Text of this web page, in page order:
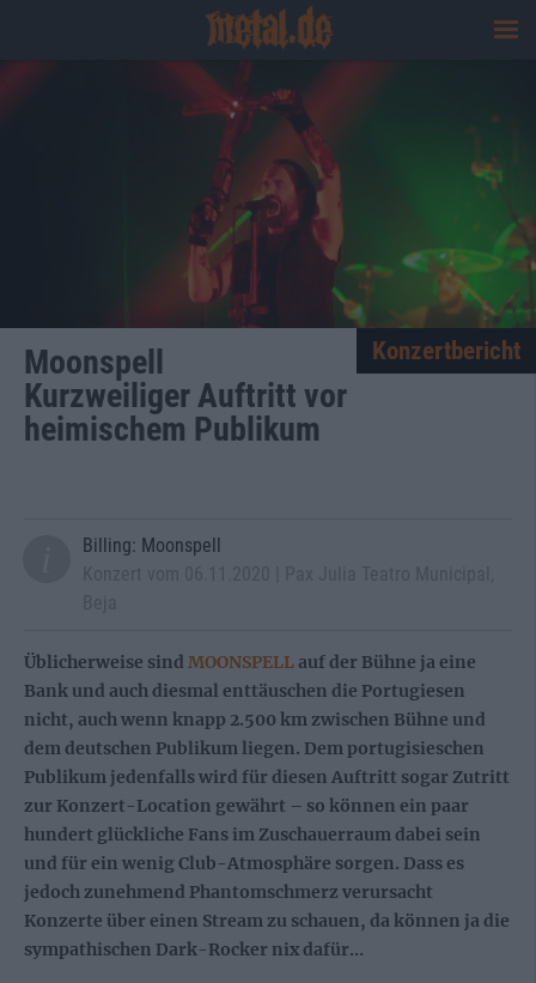
Moonspell
Kurzweiliger Auftritt vor
heimischem Publikum
Konzertbericht
Billing: Moonspell
Üblicherweise sind MOONSPELLauf der Bühne ja eine
Bank und auch diesmal enttäuschen die Portugiesen
nicht, auch wenn knapp 2.500 km zwischen Bühne und
dem deutschen Publikum liegen. Dem portugisieschen
Publikum jedenfalls wird für diesen Auftritt sogar Zutritt
zur Konzert-Location gewährt – so können ein paar
hundert glückliche Fans im Zuschauerraum dabei sein
und für ein wenig Club-Atmosphäre sorgen. Dass es
jedoch zunehmend Phantomschmerz verursacht
Konzerte über einen Stream zu schauen, da können ja die
sympathischen Dark-Rocker nix dafür…